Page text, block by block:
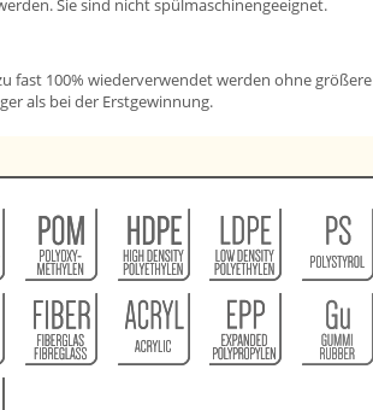
Sie sind nicht spülmaschinengeeignet.
fast 100% wiederverwendet werden ohne größere
als bei der Erstgewinnung.